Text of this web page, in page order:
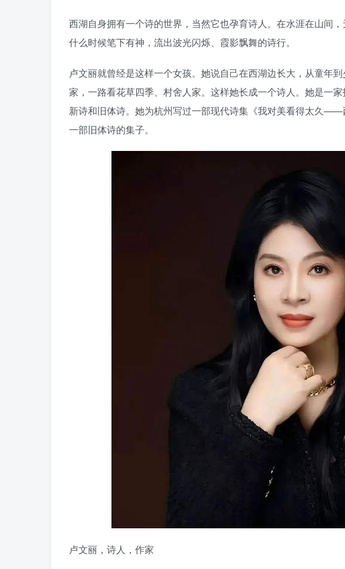
西湖自身拥有一个诗的世界，当然它也孕育诗人。在水涯在山间
什么时候笔下有神，流出波光闪烁、霞影飘舞的诗行。
卢文丽就曾经是这样一个女孩。她说自己在西湖边长大，从童年
家，一路看花草四季、村舍人家。这样她长成一个诗人。她是一
新诗和旧体诗。她为杭州写过一部现代诗集《我对美看得太久
一部旧体诗的集子。
卢文丽，诗人，作家